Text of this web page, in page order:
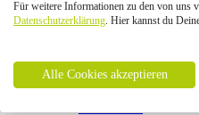
Intelligenzspielzeug
Laserpointer &
Clicker & Target
Weiteres
Transportboxen
Für weitere Informationen zu den von uns
Datenschutzerklärung. Hier kannst du
Alle Cookies akzeptieren